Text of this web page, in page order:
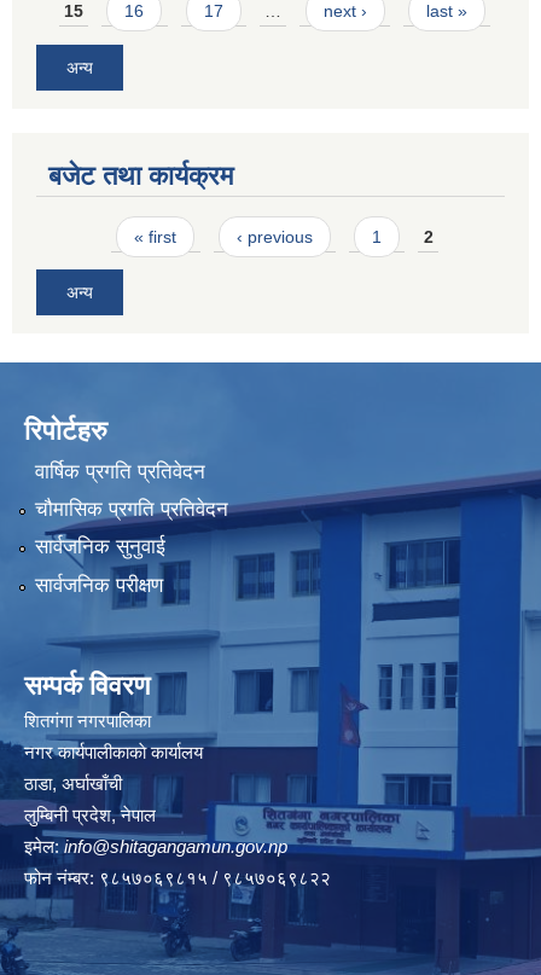
15 16 17 … next › last »
अन्य
बजेट तथा कार्यक्रम
Pages« first ‹ previous 1 2
अन्य
रिपोर्टहरु
वार्षिक प्रगति प्रतिवेदन
चौमासिक प्रगति प्रतिवेदन
सार्वजनिक सुनुवाई
सार्वजनिक परीक्षण
सम्पर्क विवरण
शितगंगा नगरपालिका
नगर कार्यपालीकाकाे कार्यालय
ठाडा, अर्घाखाँची
लुम्बिनी प्रदेश, नेपाल
इमेल: info@shitagangamun.gov.np
फोन नंम्बर: ९८५७०६९८१५ / ९८५७०६९८२२